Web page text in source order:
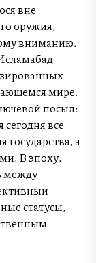
вне
оружия,
вниманию.
мире.
посыл:
все
государства, а
В эпоху,
между
статусы,